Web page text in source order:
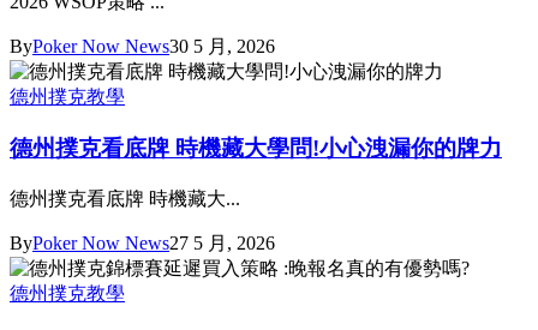
ByPoker Now News30 5 月, 2026
德州撲克教學
德州撲克看底牌 時機藏大學問!小心洩漏你的牌力
德州撲克看底牌 時機藏大...
ByPoker Now News27 5 月, 2026
德州撲克教學